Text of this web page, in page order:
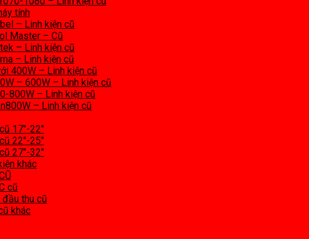
tính
– Linh kiện cũ
Master – Cũ
– Linh kiện cũ
– Linh kiện cũ
400W – Linh kiện cũ
– 600W – Linh kiện cũ
800W – Linh kiện cũ
– Linh kiện cũ
17″-22″
22″-25″
27″-32″
khác
cũ
thu cũ
khác